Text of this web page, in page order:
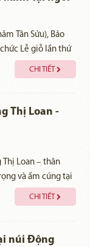
Tân Sửu), Bảo
Lễ giỗ lần thứ
Chủ tịch Hồ
trên đường Mai
CHI TIẾT
Thị Loan -
Thị Loan – thân
và ấm cúng tại
CHI TIẾT
núi Động